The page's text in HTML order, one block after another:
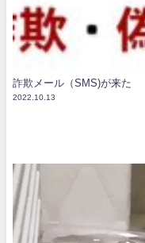
詐欺メール（SMS)が来た
2022.10.13